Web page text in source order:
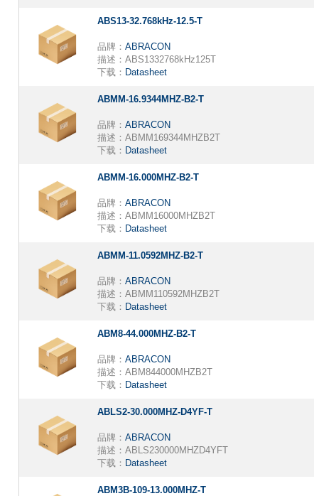
ABS13-32.768kHz-12.5-T
品牌： ABRACON
描述： ABS1332768kHz125T
下载： Datasheet
ABMM-16.9344MHZ-B2-T
品牌： ABRACON
描述： ABMM169344MHZB2T
下载： Datasheet
ABMM-16.000MHZ-B2-T
品牌： ABRACON
描述： ABMM16000MHZB2T
下载： Datasheet
ABMM-11.0592MHZ-B2-T
品牌： ABRACON
描述： ABMM110592MHZB2T
下载： Datasheet
ABM8-44.000MHZ-B2-T
品牌： ABRACON
描述： ABM844000MHZB2T
下载： Datasheet
ABLS2-30.000MHZ-D4YF-T
品牌： ABRACON
描述： ABLS230000MHZD4YFT
下载： Datasheet
ABM3B-109-13.000MHZ-T